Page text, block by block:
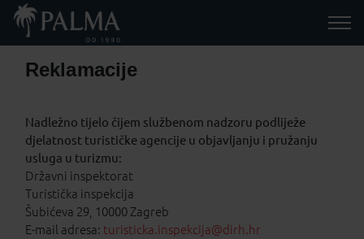
Reklamacije
Nadležno tijelo čijem službenom nadzoru podliježe
djelatnost turističke agencije u objavljanju i pružanju
usluga u turizmu:
Državni inspektorat
Turistička inspekcija
Šubićeva 29, 10000 Zagreb
E-mail adresa: turisticka.inspekcija@dirh.hr